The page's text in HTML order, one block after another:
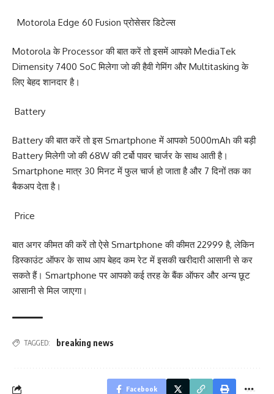
Motorola Edge 60 Fusion प्रोसेसर डिटेल्स
Motorola के Processor की बात करें तो इसमें आपको MediaTek
Dimensity 7400 SoC मिलेगा जो की हैवी गेमिंग और Multitasking के
लिए बेहद शानदार है।
Battery
Battery की बात करें तो इस Smartphone में आपको 5000mAh की बड़ी
Battery मिलेगी जो की 68W की टर्बो पावर चार्जर के साथ आती है।
Smartphone मात्र 30 मिनट में फुल चार्ज हो जाता है और 7 दिनों तक का
बैकअप देता है।
Price
बात अगर कीमत की करें तो ऐसे Smartphone की कीमत 22999 है, लेकिन
डिस्काउंट ऑफर के साथ आप बेहद कम रेट में इसकी खरीदारी आसानी से कर
सकते हैं। Smartphone पर आपको कई तरह के बैंक ऑफर और अन्य छूट
आसानी से मिल जाएगा।
TAGGED: breaking news
Facebook